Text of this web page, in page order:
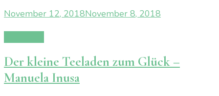
November 12, 2018November 8, 2018
Der kleine Teeladen zum Glück –
Manuela Inusa